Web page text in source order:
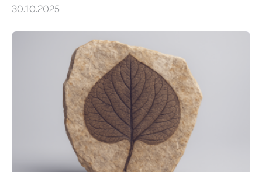
erfüllen können, müssen zahlreiche Enzyme präzise in
der Ruhr-Universität Bochum um Prof. Dr. Ralf Erdmann
und Dr. Ismaila Francis Yusuf hat nun einen bislang
unbekannten Qualitätskontrollmechanismus des
peroxisomalen Proteintransports in der Bäckerhefe
Saccharomyces cerevisiae entdeckt, der für die
Funktionsfähigkeit der Organellen entscheidend ist. Die
Studie wurde am 28. Oktober 2025 in der
Fachzeitschrift…
30.10.2025